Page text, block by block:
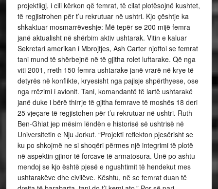
projektligj, i cili kërkon që femrat, të cilat plotësojnë kushtet,
të regjistrohen për t’u rekrutuar në ushtri. Kjo çështje ka
shkaktuar mosmarrëveshje: Më tepër se 200 mijë femra
janë aktualisht në shërbim aktiv ushtarak. Vitin e kaluar
Sekretari amerikan i Mbrojtjes, Ash Carter njoftoi se femrat
tani mund të shërbejnë në të gjitha rolet luftarake. Që nga
viti 2001, rreth 150 femra ushtarake janë vrarë në krye të
detyrës në konflikte, kryesisht nga pajisje shpërthyese, ose
nga rrëzimi i avionit. Tani, komandantë të lartë ushtarakë
janë duke i bërë thirrje të gjitha femrave të moshës 18 deri
25 vjeçare të regjistohen për t’u rekrutuar në ushtri. Ruth
Ben-Ghiat jep mësim lëndën e historisë së ushtrisë në
Universitetin e Nju Jorkut. “Projekti reflekton pjesërisht se
ku po shkojmë ne si shoqëri përmes një integrimi të plotë
në aspektin gjinor të forcave të armatosura. Unë po ashtu
mendoj se kjo është pjesë e ngushtimit të hendekut mes
ushtarakëve dhe civilëve. Kështu, në se femrat duan të